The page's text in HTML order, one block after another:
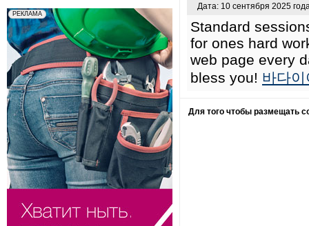
Дата: 10 сентября 2025
Standard
for ones hard
web page every
bless you! 바다
Для того чтобы размещать